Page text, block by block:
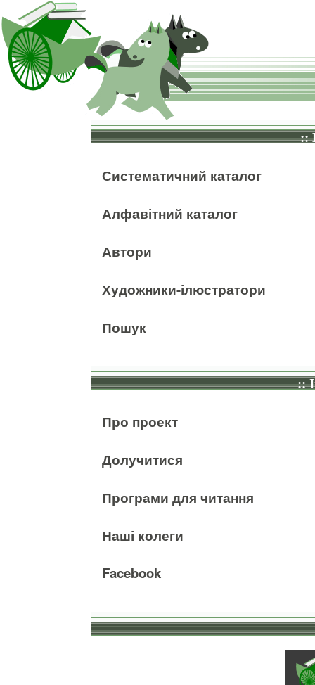
::
Систематичний каталог
Алфавітний каталог
Автори
Художники-ілюстратори
Пошук
::
Про проект
Долучитися
Програми для читання
Наші колеги
Facebook